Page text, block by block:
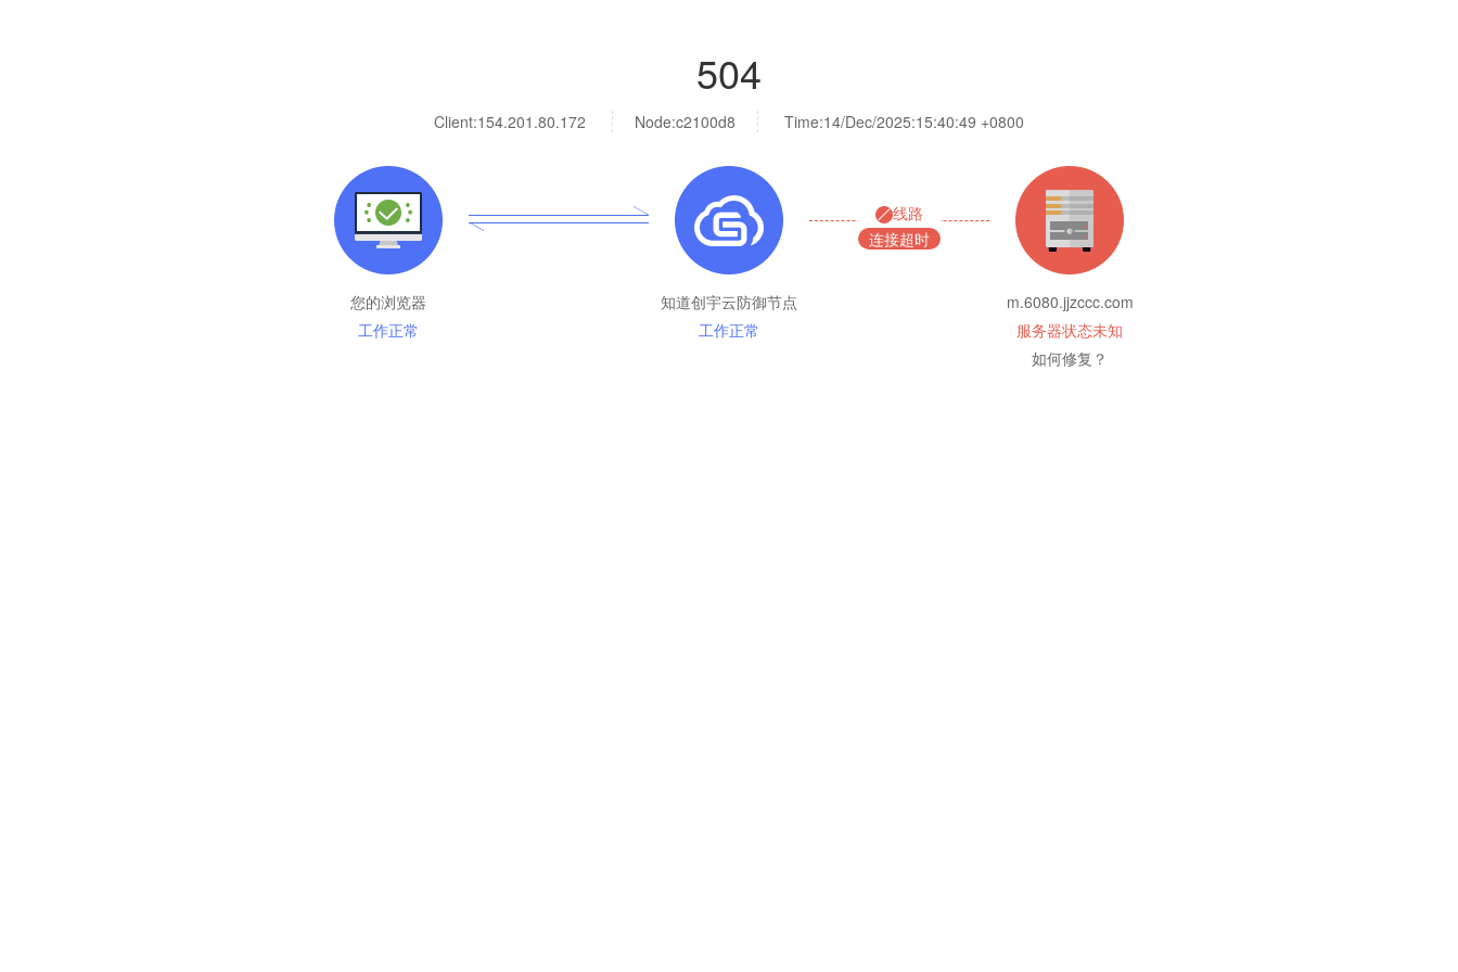
504
Client:154.201.80.172 Node:c2100d8 Time:14/Dec/2025:15:40:49 +0800
您的浏览器
工作正常
知道创宇云防御节点
工作正常
线路
连接超时
m.6080.jjzccc.com
服务器状态未知
如何修复？